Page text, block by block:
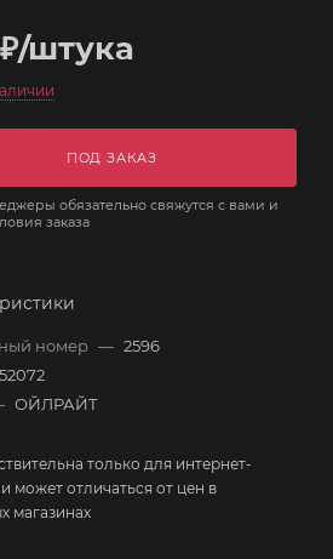
₽/штука
ПОД ЗАКАЗ
обязательно свяжутся с вами и
заказа
номер — 2596
ОЙЛРАЙТ
только для интернет-
может отличаться от цен в
магазинах